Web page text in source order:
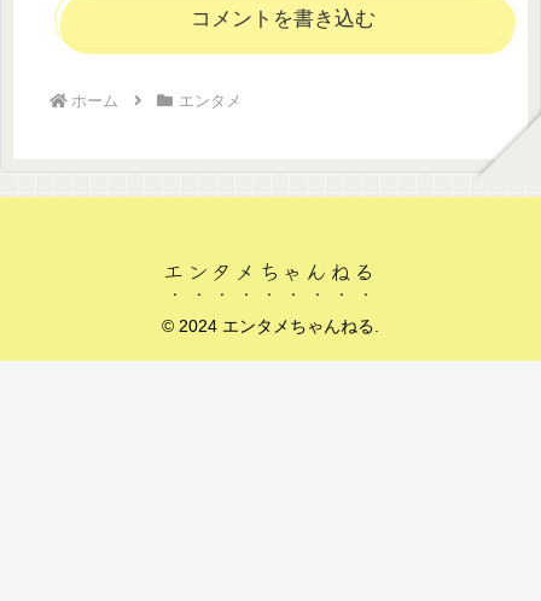
コメントを書き込む
ホーム エンタメ
エンタメちゃんねる
© 2024 エンタメちゃんねる.